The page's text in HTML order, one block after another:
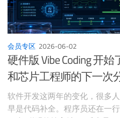
会员专区 2026-06-02
硬件版 Vibe Coding 开
和芯片工程师的下一次
软件开发这两年的变化，很多
早是代码补全。程序员还在一